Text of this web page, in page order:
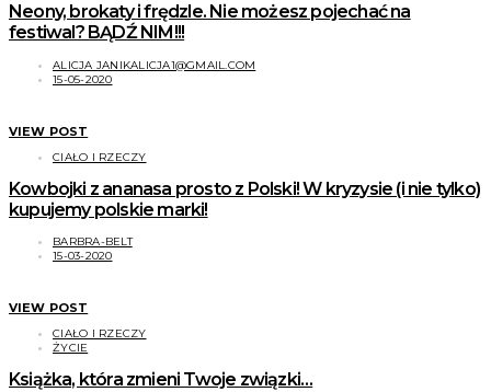
Neony, brokaty i frędzle. Nie możesz pojechać na
festiwal? BĄDŹ NIM!!!
ALICJA JANIKALICJA1@GMAIL.COM
15-05-2020
VIEW POST
CIAŁO I RZECZY
Kowbojki z ananasa prosto z Polski! W kryzysie (i nie tylko)
kupujemy polskie marki!
BARBRA-BELT
15-03-2020
VIEW POST
CIAŁO I RZECZY
ŻYCIE
Książka, która zmieni Twoje związki…